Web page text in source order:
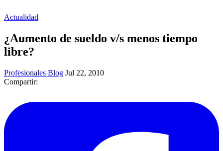
Actualidad
¿Aumento de sueldo v/s menos tiempo
libre?
Profesionales Blog Jul 22, 2010
Compartir: